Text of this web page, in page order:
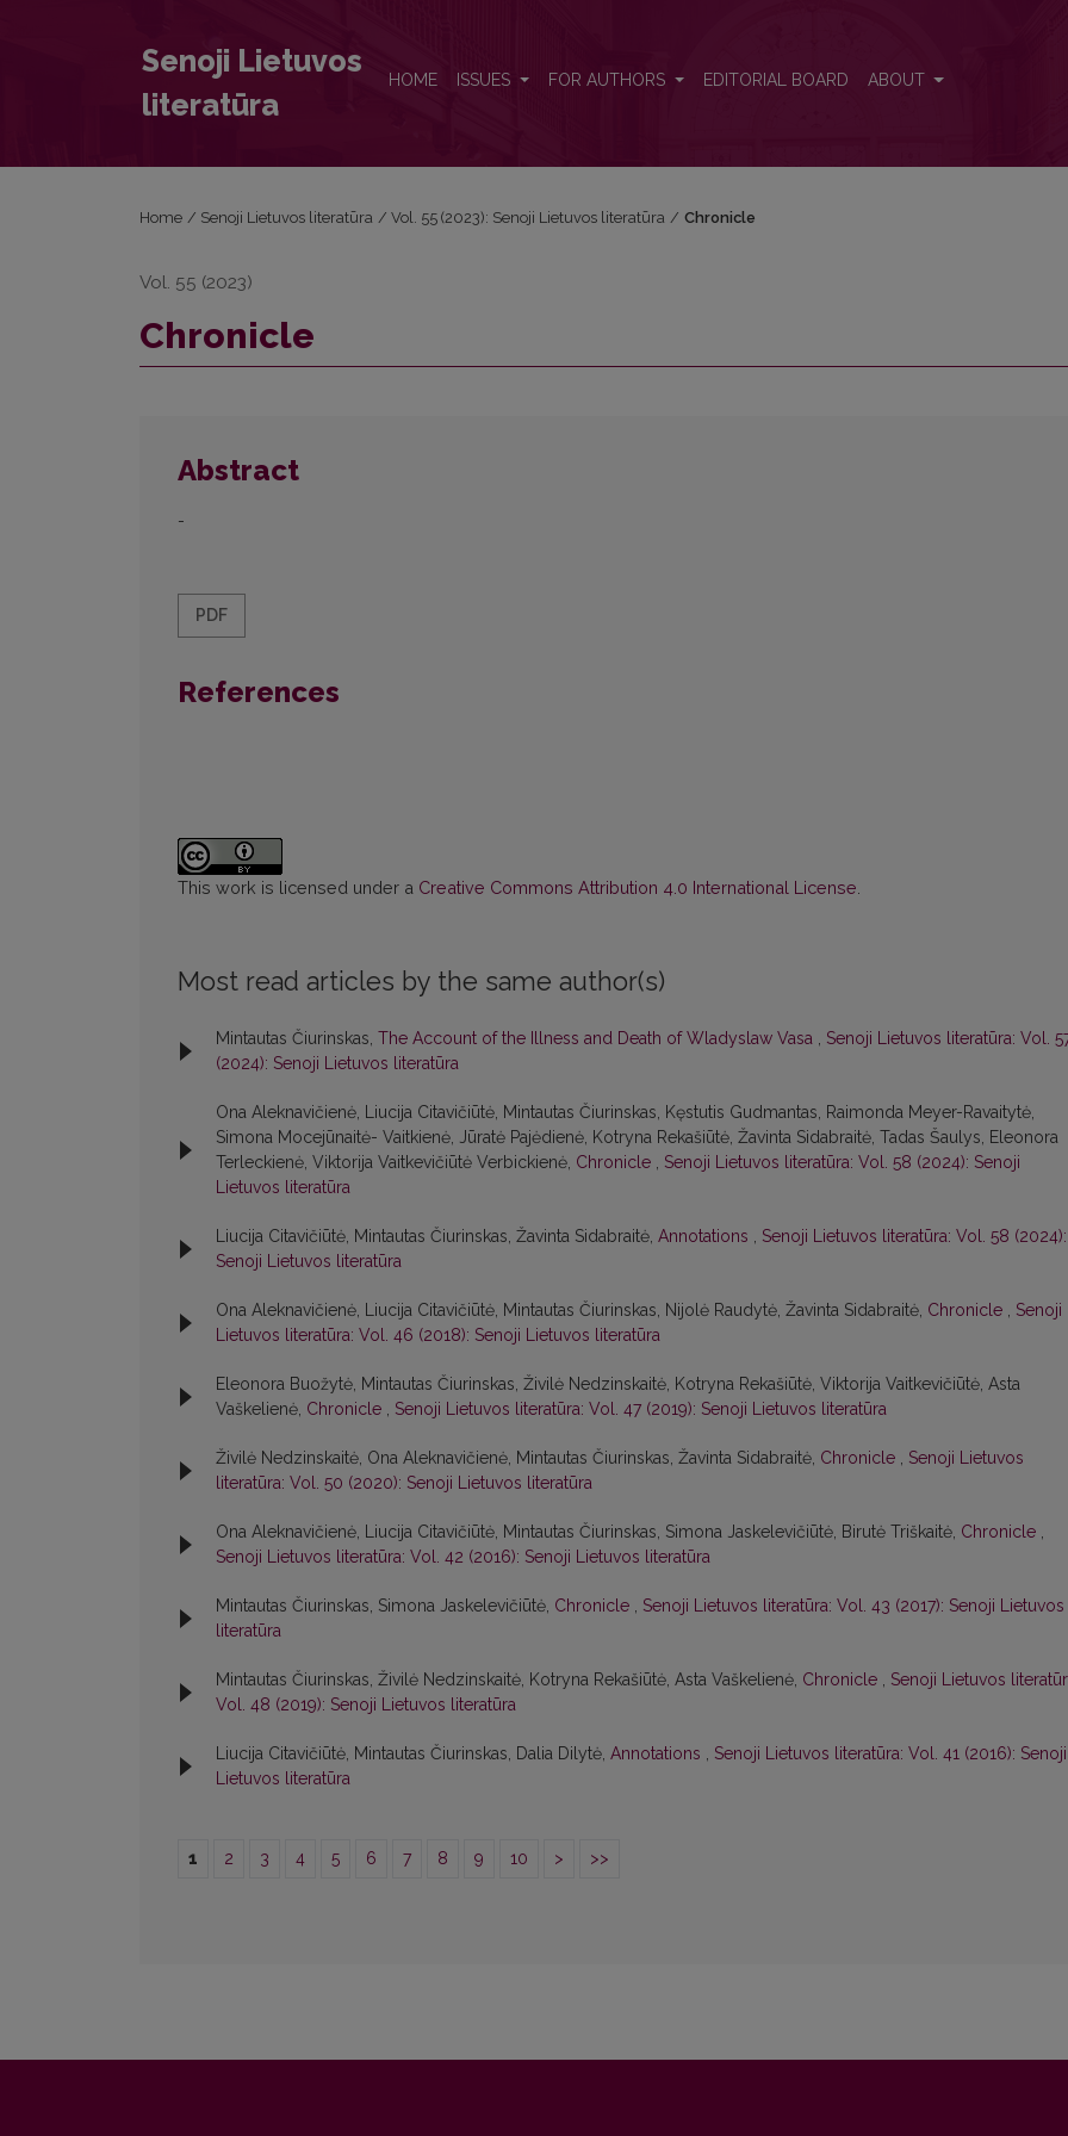
Senoji Lietuvos
literatūra
HOME ISSUES FOR AUTHORS EDITORIAL BOARD ABOUT
Home / Senoji Lietuvos literatūra / Vol. 55 (2023): Senoji Lietuvos literatūra / Chronicle
Vol. 55 (2023)
Chronicle
Abstract
-
PDF
References
This work is licensed under a Creative Commons Attribution 4.0 International License
Most read articles by the same author(s)
Mintautas Čiurinskas, The Account of the Illness and Death of Wladyslaw Vasa , Senoji Lietuvos literatūra: Vol.
(2024): Senoji Lietuvos literatūra
Ona Aleknavičienė, Liucija Citavičiūtė, Mintautas Čiurinskas, Kęstutis Gudmantas, Raimonda Meyer-Ravaitytė,
Simona Mocejūnaitė- Vaitkienė, Jūratė Pajėdienė, Kotryna Rekašiūtė, Žavinta Sidabraitė, Tadas Šaulys, Eleonora
Terleckienė, Viktorija Vaitkevičiūtė Verbickienė, Chronicle , Senoji Lietuvos literatūra: Vol. 58 (2024): Senoji
Lietuvos literatūra
Liucija Citavičiūtė, Mintautas Čiurinskas, Žavinta Sidabraitė, Annotations , Senoji Lietuvos literatūra: Vol. 58 (2024):
Senoji Lietuvos literatūra
Ona Aleknavičienė, Liucija Citavičiūtė, Mintautas Čiurinskas, Nijolė Raudytė, Žavinta Sidabraitė, Chronicle , Senoji
Lietuvos literatūra: Vol. 46 (2018): Senoji Lietuvos literatūra
Eleonora Buožytė, Mintautas Čiurinskas, Živilė Nedzinskaitė, Kotryna Rekašiūtė, Viktorija Vaitkevičiūtė, Asta
Vaškelienė, Chronicle , Senoji Lietuvos literatūra: Vol. 47 (2019): Senoji Lietuvos literatūra
Živilė Nedzinskaitė, Ona Aleknavičienė, Mintautas Čiurinskas, Žavinta Sidabraitė, Chronicle , Senoji Lietuvos
literatūra: Vol. 50 (2020): Senoji Lietuvos literatūra
Ona Aleknavičienė, Liucija Citavičiūtė, Mintautas Čiurinskas, Simona Jaskelevičiūtė, Birutė Triškaitė, Chronicle ,
Senoji Lietuvos literatūra: Vol. 42 (2016): Senoji Lietuvos literatūra
Mintautas Čiurinskas, Simona Jaskelevičiūtė, Chronicle , Senoji Lietuvos literatūra: Vol. 43 (2017): Senoji Lietuvos
literatūra
Mintautas Čiurinskas, Živilė Nedzinskaitė, Kotryna Rekašiūtė, Asta Vaškelienė, Chronicle , Senoji Lietuvos
Vol. 48 (2019): Senoji Lietuvos literatūra
Liucija Citavičiūtė, Mintautas Čiurinskas, Dalia Dilytė, Annotations , Senoji Lietuvos literatūra: Vol. 41 (2016): Senoji
Lietuvos literatūra
1 2 3 4 5 6 7 8 9 10 > >>